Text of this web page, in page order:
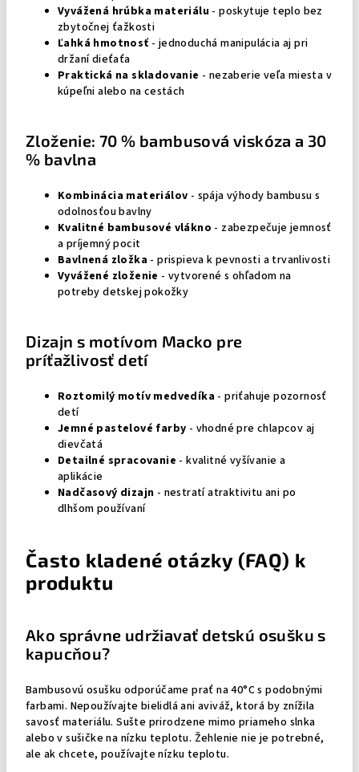
Vyvážená hrúbka materiálu - poskytuje teplo bez
zbytočnej ťažkosti
Ľahká hmotnosť - jednoduchá manipulácia aj pri
držaní dieťaťa
Praktická na skladovanie - nezaberie veľa miesta v
kúpeľni alebo na cestách
Zloženie: 70 % bambusová viskóza a 30
% bavlna
Kombinácia materiálov - spája výhody bambusu s
odolnosťou bavlny
Kvalitné bambusové vlákno - zabezpečuje jemnosť
a príjemný pocit
Bavlnená zložka - prispieva k pevnosti a trvanlivosti
Vyvážené zloženie - vytvorené s ohľadom na
potreby detskej pokožky
Dizajn s motívom Macko pre
príťažlivosť detí
Roztomilý motív medvedíka - priťahuje pozornosť
detí
Jemné pastelové farby - vhodné pre chlapcov aj
dievčatá
Detailné spracovanie - kvalitné vyšívanie a
aplikácie
Nadčasový dizajn - nestratí atraktivitu ani po
dlhšom používaní
Často kladené otázky (FAQ) k
produktu
Ako správne udržiavať detskú osušku s
kapucňou?
Bambusovú osušku odporúčame prať na 40°C s podobnými
farbami. Nepoužívajte bielidlá ani aviváž, ktorá by znížila
savosť materiálu. Sušte prirodzene mimo priameho slnka
alebo v sušičke na nízku teplotu. Žehlenie nie je potrebné,
ale ak chcete, používajte nízku teplotu.